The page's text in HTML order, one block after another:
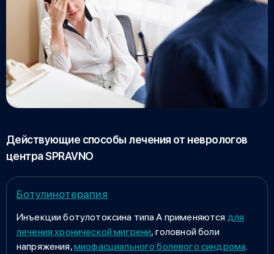
Действующие способы лечения от неврологов
центра SPRAVNO
Ботулинотерапия
Инъекции ботулотоксина типа А применяются для
лечения хронической мигрени, головной боли
напряжения,миофасциального болевого синдрома.